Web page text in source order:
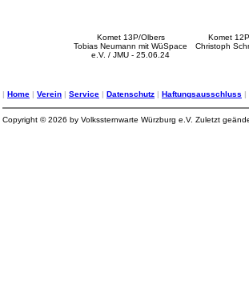
Komet 13P/Olbers
Tobias Neumann mit WüSpace
e.V. / JMU - 25.06.24
Komet
Christoph
| Home | Verein | Service | Datenschutz | Haftungsausschluss |
Copyright © 2026 by Volkssternwarte Würzburg e.V. Zuletzt